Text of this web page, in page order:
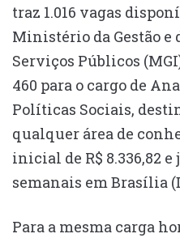
traz 1.016 vagas
Ministério da Gestão e
Serviços Públicos
460 para o cargo de
Políticas Sociais,
qualquer área de
inicial de R$ 8.336,82 e
semanais em Brasília
Para a mesma carga